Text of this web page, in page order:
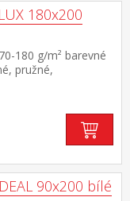
180x200
180 g/m² barevné
pružné,
pro matrace do
°C
90x200 bílé